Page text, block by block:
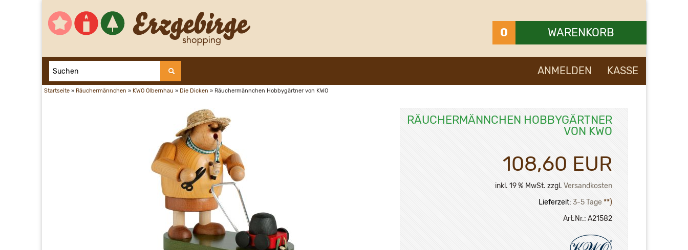
0 WARENKORB
Ihr Warenkorb ist leer.
ANMELDEN KASSE
Startseite » Räuchermännchen » KWO Olbernhau » Die Dicken » Räuchermännchen Hobbygärtner von KWO
RÄUCHERMÄNNCHEN HOBBYGÄRTNER
VON KWO
108,60 EUR
inkl. 19 % MwSt. zzgl. Versandkosten
Lieferzeit: 3-5 Tage **)
Art.Nr.: A21582